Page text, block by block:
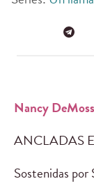
Nancy
ANCLADAS
Sostenidas